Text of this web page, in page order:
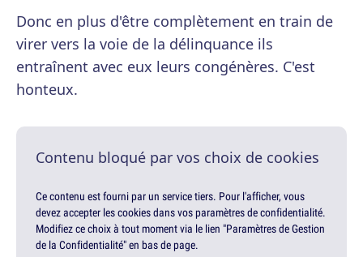
Donc en plus d'être complètement en train de
virer vers la voie de la délinquance ils
entraînent avec eux leurs congénères. C'est
honteux.
Contenu bloqué par vos choix de cookies
Ce contenu est fourni par un service tiers. Pour l'afficher, vous
devez accepter les cookies dans vos paramètres de confidentialité.
Modifiez ce choix à tout moment via le lien "Paramètres de Gestion
de la Confidentialité" en bas de page.